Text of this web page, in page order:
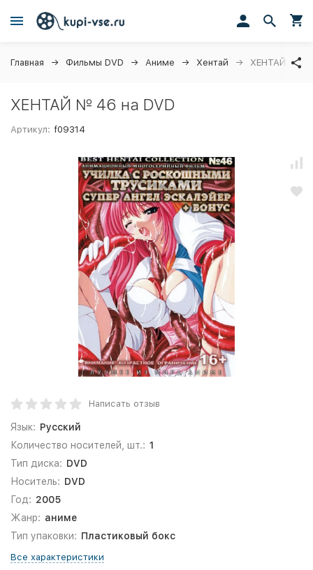
Главная Фильмы DVD Аниме Хентай ХЕНТАЙ № 46
ХЕНТАЙ № 46 на DVD
Артикул: f09314
Написать отзыв
Язык: Русский
Количество носителей, шт.: 1
Тип диска: DVD
Носитель: DVD
Год: 2005
Жанр: аниме
Тип упаковки: Пластиковый бокс
Все характеристики